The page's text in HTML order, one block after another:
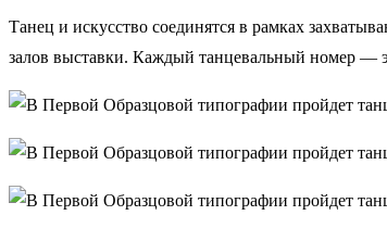
Танец и искусство соединятся в рамках
залов выставки. Каждый танцевальный номер —